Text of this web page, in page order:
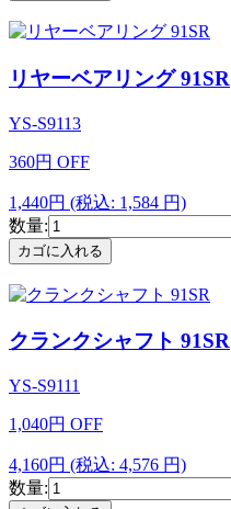
リヤーベアリング 91SR
YS-S9113
360円 OFF
1,440円 (税込: 1,584 円)
数量:
クランクシャフト 91SR
YS-S9111
1,040円 OFF
4,160円 (税込: 4,576 円)
数量: